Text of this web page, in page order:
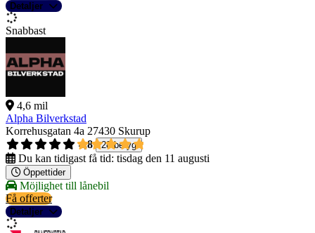
Detaljer
Snabbast
4,6 mil
Alpha Bilverkstad
Korrehusgatan 4a 27430 Skurup
4,8
28 betyg
Du kan tidigast få tid: tisdag den 11 augusti
Öppettider
Möjlighet till lånebil
Få offerter
Detaljer